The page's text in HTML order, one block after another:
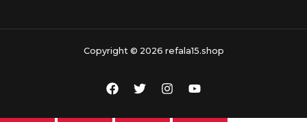
Copyright © 2026 refala15.shop